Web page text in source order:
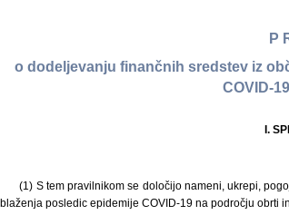
P
o dodeljevanju finančnih sredstev iz
COVID-
I.
(1) S tem pravilnikom se določijo nameni, ukrepi,
blaženja posledic epidemije COVID-19 na področju obrti